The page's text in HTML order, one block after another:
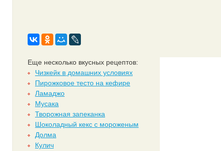
Еще несколько вкусных рецептов:
Чизкейк в домашних условиях
Пирожковое тесто на кефире
Ламаджо
Мусака
Творожная запеканка
Шоколадный кекс с мороженым
Долма
Кулич